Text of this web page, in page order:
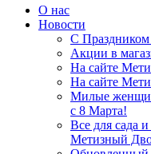
О нас
Новости
С
Акции в
На сайте
На сайте
Милые
с 8 Марта!
Все для сада
Метизный